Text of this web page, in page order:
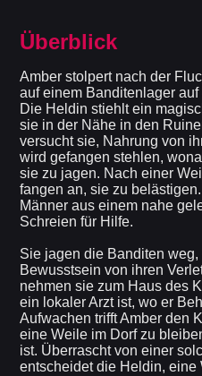
Überblick
Amber stolpert nach der
auf einem Banditenlager
Die Heldin stiehlt ein
sie in der Nähe in den
versucht sie, Nahrung von
wird gefangen stehlen,
sie zu jagen. Nach einer
fangen an, sie zu
Männer aus einem nahe
Schreien für Hilfe.
Sie jagen die Banditen
Bewusstsein von ihren
nehmen sie zum Haus des
ein lokaler Arzt ist, wo er
Aufwachen trifft Amber den
eine Weile im Dorf zu
ist. Überrascht von einer
entscheidet die Heldin, eine